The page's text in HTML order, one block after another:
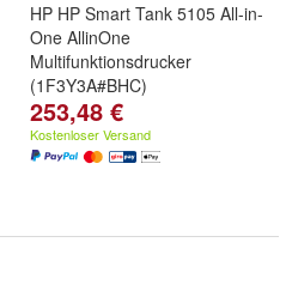
HP HP Smart Tank 5105 All-in-
One AllinOne
Multifunktionsdrucker
(1F3Y3A#BHC)
253,48 €
Kostenloser Versand